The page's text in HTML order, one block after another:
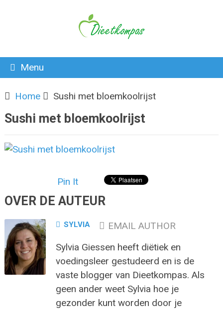
Menu
Home Sushi met bloemkoolrijst
Sushi met bloemkoolrijst
Pin It
OVER DE AUTEUR
SYLVIA
EMAIL AUTHOR
Sylvia Giessen heeft diëtiek en
voedingsleer gestudeerd en is de
vaste blogger van Dieetkompas. Als
geen ander weet Sylvia hoe je
gezonder kunt worden door je